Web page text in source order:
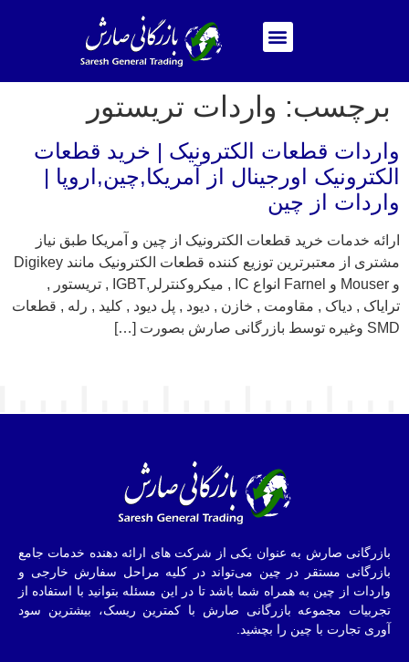
برچسب: واردات تریستور
واردات قطعات الکترونیک | خرید قطعات
الکترونیک اورجینال از آمریکا,چین,اروپا |
واردات از چین
ارائه خدمات خرید قطعات الکترونیک از چین و آمریکا طبق نیاز
مشتری از معتبرترین توزیع کننده قطعات الکترونیک مانند Digikey
و Mouser و Farnel انواع IC , میکروکنترلر,IGBT , تریستور ,
ترایاک , دیاک , مقاومت , خازن , دیود , پل دیود , کلید , رله , قطعات
SMD وغیره توسط بازرگانی صارش بصورت […]
بازرگانی صارش به عنوان یکی از شرکت های ارائه دهنده خدمات جامع
بازرگانی مستقر در چین می‌تواند در کلیه مراحل سفارش خارجی و
واردات از چین به همراه شما باشد تا در این مسئله بتوانید با استفاده از
تجربیات مجموعه بازرگانی صارش با کمترین ریسک، بیشترین سود
آوری تجارت با چین را بچشید.